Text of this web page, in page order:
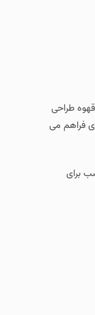
طراحی
فراهم می‌
برای